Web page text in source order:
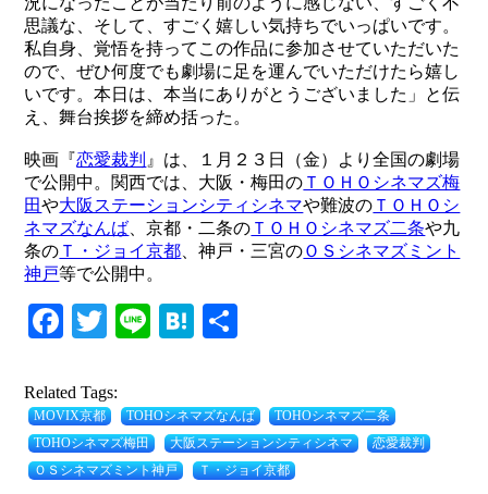
思議な、そして、すごく嬉しい気持ちでいっぱいです。
私自身、覚悟を持ってこの作品に参加させていただいた
ので、ぜひ何度でも劇場に足を運んでいただけたら嬉し
いです。本日は、本当にありがとうございました」と伝
え、舞台挨拶を締め括った。
映画『恋愛裁判 』は、１月２３日（金）より全国の劇場
で公開中。関西では、大阪・梅田の ＴＯＨＯシネマズ梅
田や大阪ステーションシティシネマや難波の ＴＯＨＯシ
ネマズなんば 、京都・二条の ＴＯＨＯシネマズ二条や九
条の Ｔ・ジョイ京都 、神戸・三宮のＯＳシネマズミント
神戸等で公開中。
Facebook
Twitter
LineHatena
Related Tags:
MOVIX京都 TOHOシネマズなんば
TOHOシネマズ二条
TOHOシネマズ梅田
大阪ステーションシティシネマ
恋愛裁判
ＯＳシネマズミント神戸
Ｔ・ジョイ京都